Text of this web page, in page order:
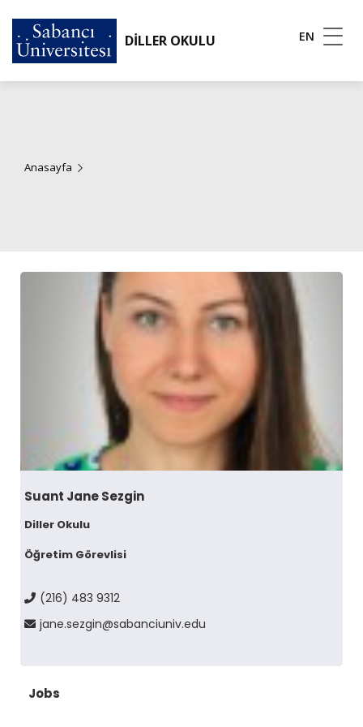
DİLLER OKULU EN
Anasayfa
Suant Jane Sezgin
Diller Okulu
Öğretim Görevlisi
(216) 483 9312
jane.sezgin@sabanciuniv.edu
Jobs